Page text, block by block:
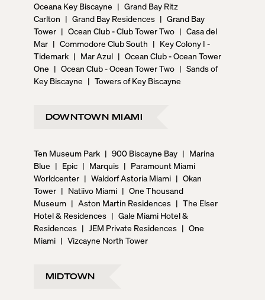
Oceana Key Biscayne | Grand Bay Ritz
Carlton | Grand Bay Residences | Grand Bay
Tower | Ocean Club - Club Tower Two | Casa del
Mar | Commodore Club South | Key Colony I -
Tidemark | Mar Azul | Ocean Club - Ocean Tower
One | Ocean Club - Ocean Tower Two | Sands of
Key Biscayne | Towers of Key Biscayne
DOWNTOWN MIAMI
Ten Museum Park | 900 Biscayne Bay | Marina
Blue | Epic | Marquis | Paramount Miami
Worldcenter | Waldorf Astoria Miami | Okan
Tower | Natiivo Miami | One Thousand
Museum | Aston Martin Residences | The Elser
Hotel & Residences | Gale Miami Hotel &
Residences | JEM Private Residences | One
Miami | Vizcayne North Tower
MIDTOWN